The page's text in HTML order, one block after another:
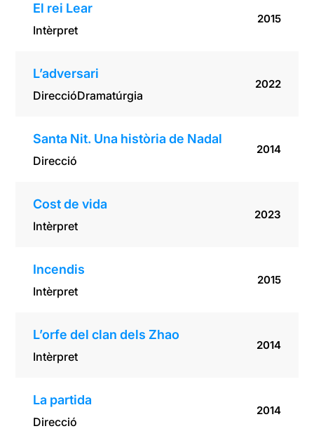
El rei Lear
Intèrpret
2015
L’adversari
DireccióDramatúrgia
2022
Santa Nit. Una història de Nadal
Direcció
2014
Cost de vida
Intèrpret
2023
Incendis
Intèrpret
2015
L’orfe del clan dels Zhao
Intèrpret
2014
La partida
Direcció
2014